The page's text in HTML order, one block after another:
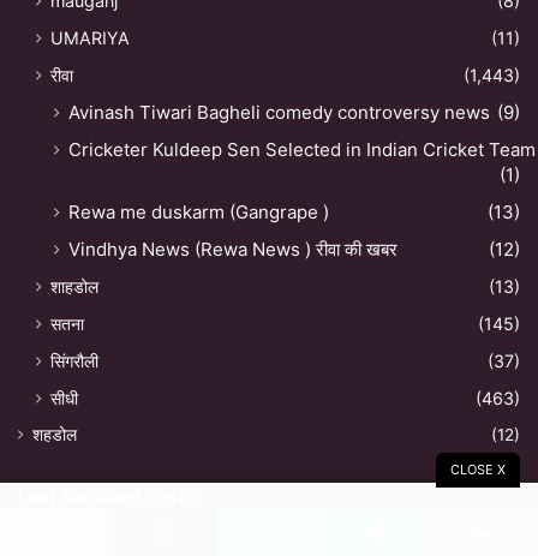
UMARIYA
(11)
रीवा
(1,443)
Avinash Tiwari Bagheli comedy controversy news (9)
Cricketer Kuldeep Sen Selected in Indian Cricket Team
(1)
Rewa me duskarm (Gangrape )
(13)
Vindhya News (Rewa News ) रीवा की खबर
(12)
शाहडोल
(13)
सतना
(145)
सिंगरौली
(37)
सीधी
(463)
शहडोल (12)
CLOSE X